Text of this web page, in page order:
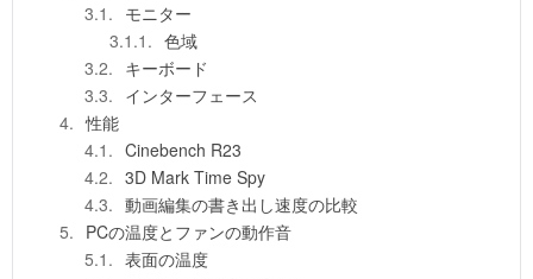
モニター
色域
キーボード
インターフェース
性能
Cinebench R23
3D Mark Time Spy
動画編集の書き出し速度の比較
PCの温度とファンの動作音
表面の温度